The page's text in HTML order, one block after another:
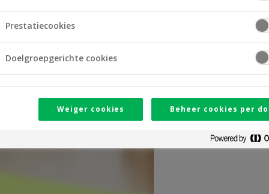
Prestatiecookies
Doelgroepgerichte cookies
Weiger cookies Beheer cookies per